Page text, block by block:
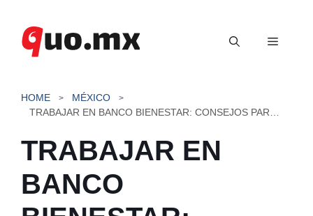
contenido
Menú
HOME
MÉXICO
TRABAJAR EN
BANCO